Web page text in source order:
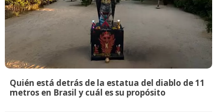
Quién está detrás de la estatua del diablo de 11
metros en Brasil y cuál es su propósito